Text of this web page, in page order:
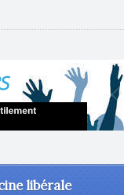
libérale